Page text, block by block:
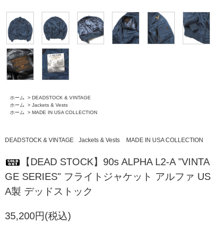
ホーム > DEADSTOCK & VINTAGE
ホーム
> Jackets & Vests
ホーム
> MADE IN USA COLLECTION
DEADSTOCK & VINTAGE Jackets & Vests MADE IN USA COLLECTION
【DEAD STOCK】90s ALPHA L2-A "VINTA
GE SERIES" フライトジャケット アルファ US
A製 デッドストック
35,200円(税込)